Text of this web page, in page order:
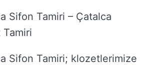
Sifon Tamiri – Çatalca
Tamiri
Sifon Tamiri; klozetlerimize